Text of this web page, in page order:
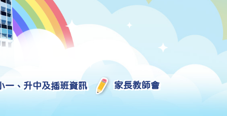
一、升中及插班資訊 家長教師會